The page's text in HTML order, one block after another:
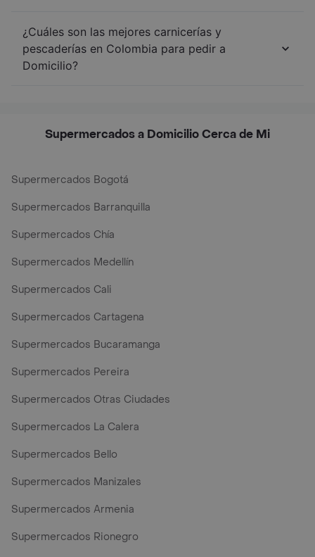
¿Cuáles son las mejores carnicerías y
pescaderías en Colombia para pedir a
Domicilio?
Supermercados a Domicilio Cerca de Mi
Supermercados Bogotá
Supermercados Barranquilla
Supermercados Chía
Supermercados Medellín
Supermercados Cali
Supermercados Cartagena
Supermercados Bucaramanga
Supermercados Pereira
Supermercados Otras Ciudades
Supermercados La Calera
Supermercados Bello
Supermercados Manizales
Supermercados Armenia
Supermercados Rionegro